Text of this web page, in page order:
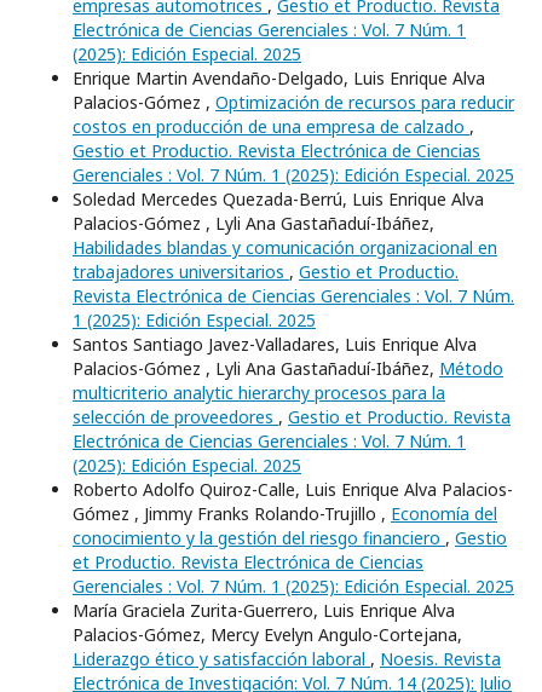
empresas automotrices , Gestio et Productio. Revista
Electrónica de Ciencias Gerenciales : Vol. 7 Núm. 1
(2025): Edición Especial. 2025
Enrique Martin Avendaño-Delgado, Luis Enrique Alva
Palacios-Gómez , Optimización de recursos para reducir
costos en producción de una empresa de calzado ,
Gestio et Productio. Revista Electrónica de Ciencias
Gerenciales : Vol. 7 Núm. 1 (2025): Edición Especial. 2025
Soledad Mercedes Quezada-Berrú, Luis Enrique Alva
Palacios-Gómez , Lyli Ana Gastañaduí-Ibáñez,
Habilidades blandas y comunicación organizacional en
trabajadores universitarios , Gestio et Productio.
Revista Electrónica de Ciencias Gerenciales : Vol. 7 Núm.
1 (2025): Edición Especial. 2025
Santos Santiago Javez-Valladares, Luis Enrique Alva
Palacios-Gómez , Lyli Ana Gastañaduí-Ibáñez, Método
multicriterio analytic hierarchy procesos para la
selección de proveedores , Gestio et Productio. Revista
Electrónica de Ciencias Gerenciales : Vol. 7 Núm. 1
(2025): Edición Especial. 2025
Roberto Adolfo Quiroz-Calle, Luis Enrique Alva Palacios-
Gómez , Jimmy Franks Rolando-Trujillo , Economía del
conocimiento y la gestión del riesgo financiero , Gestio
et Productio. Revista Electrónica de Ciencias
Gerenciales : Vol. 7 Núm. 1 (2025): Edición Especial. 2025
María Graciela Zurita-Guerrero, Luis Enrique Alva
Palacios-Gómez, Mercy Evelyn Angulo-Cortejana,
Liderazgo ético y satisfacción laboral , Noesis. Revista
Electrónica de Investigación: Vol. 7 Núm. 14 (2025): Julio